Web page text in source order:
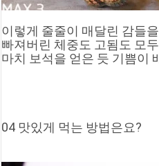
이렇게 줄줄이 매달린 감들
빠져버린 체중도 고됨도 모
마치 보석을 얻은 듯 기쁨이
04 맛있게 먹는 방법은요?